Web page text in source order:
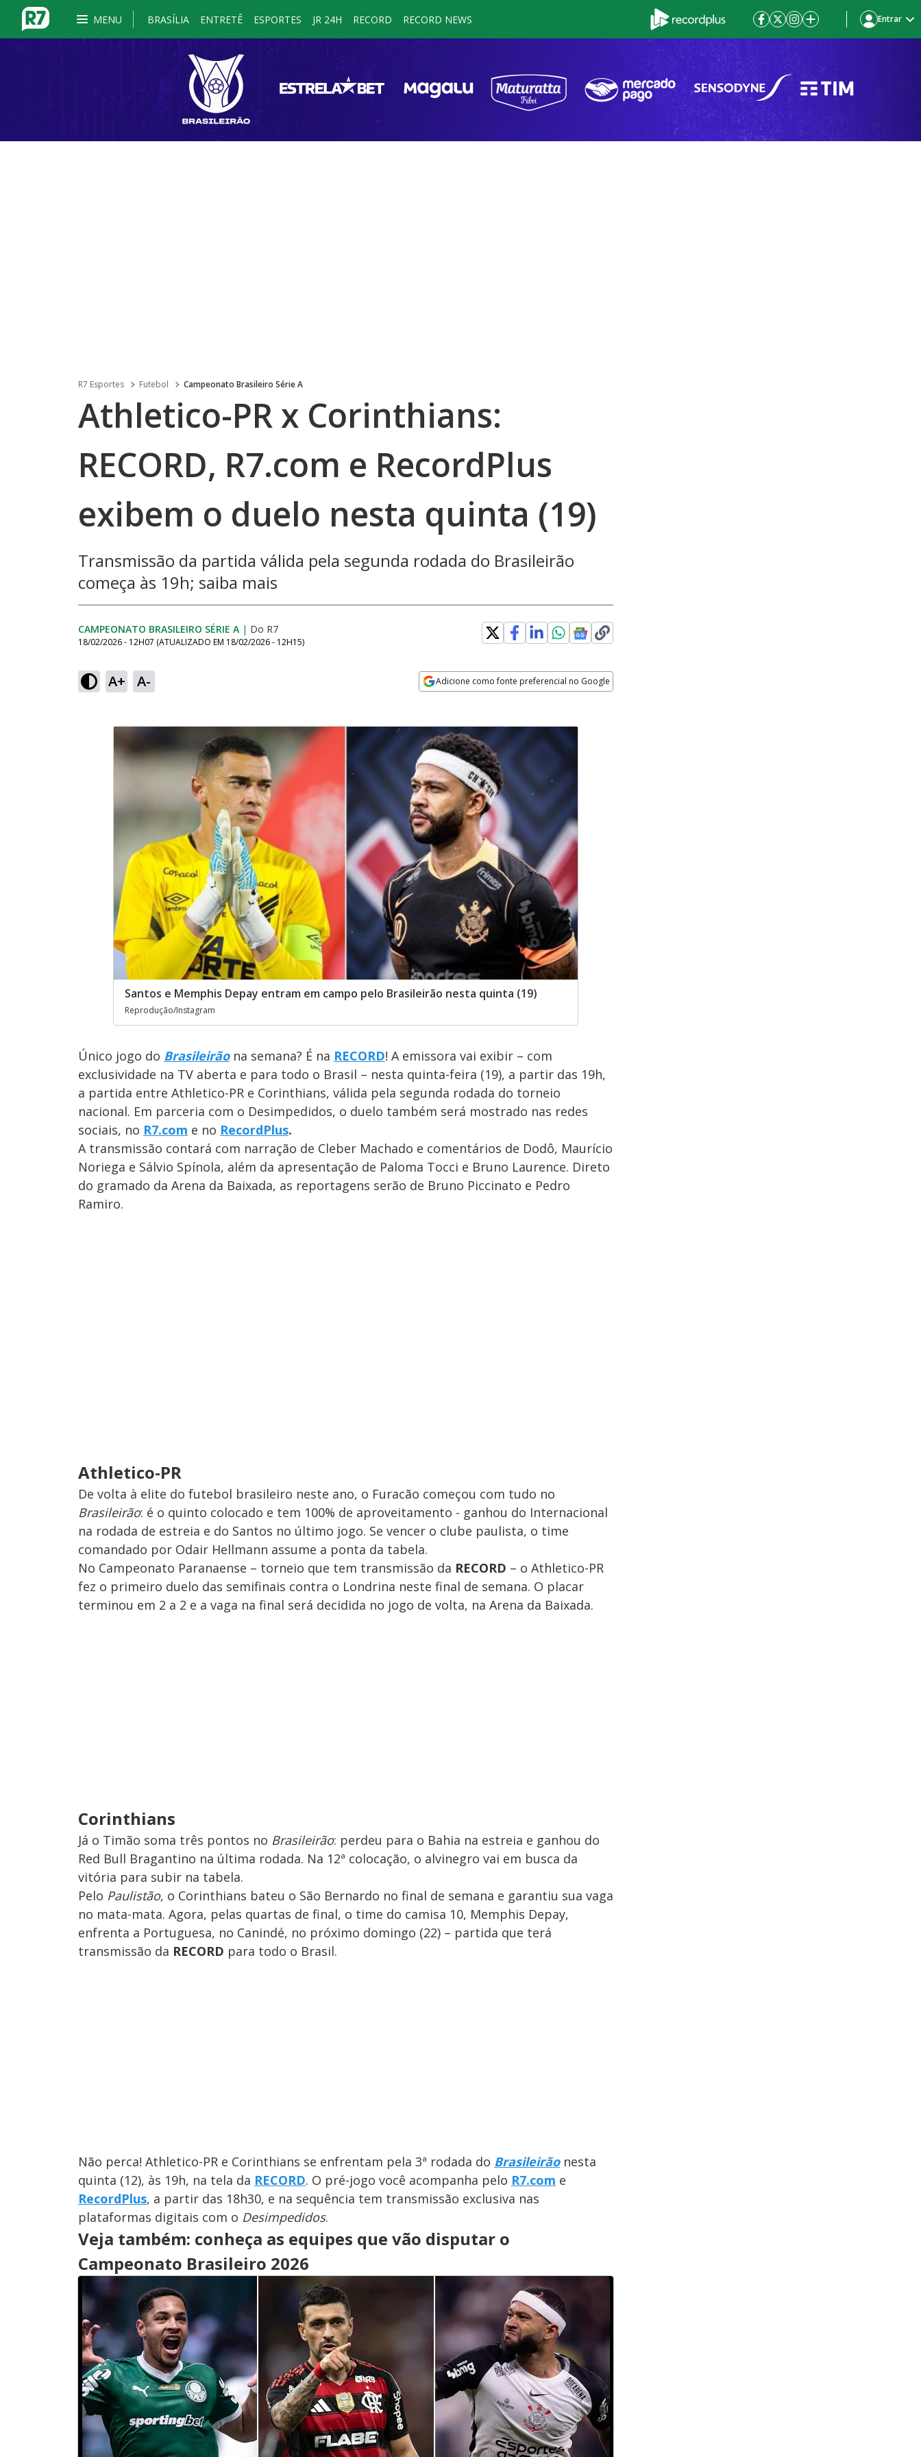
MENU BRASÍLIA ENTRETÊ ESPORTES JR 24H RECORD RECORD NEWS Entrar
R7 Esportes Futebol Campeonato Brasileiro Série A
Athletico-PR x Corinthians:
RECORD, R7.com e RecordPlus
exibem o duelo nesta quinta (19)
Transmissão da partida válida pela segunda rodada do Brasileirão
começa às 19h; saiba mais
CAMPEONATO BRASILEIRO SÉRIE A | Do R7
18/02/2026 - 12H07 (ATUALIZADO EM 18/02/2026 - 12H15)
A+ A- Adicione como fonte preferencial no Google
Santos e Memphis Depay entram em campo pelo Brasileirão nesta quinta (19)
Reprodução/Instagram
Único jogo do Brasileirãona semana? É na RECORD! A emissora vai exibir – com
exclusividade na TV aberta e para todo o Brasil – nesta quinta-feira (19), a partir das 19h,
a partida entre Athletico-PR e Corinthians, válida pela segunda rodada do torneio
nacional. Em parceria com o Desimpedidos, o duelo também será mostrado nas redes
sociais, no R7.com e no RecordPlus.
A transmissão contará com narração de Cleber Machado e comentários de Dodô, Maurício
Noriega e Sálvio Spínola, além da apresentação de Paloma Tocci e Bruno Laurence. Direto
do gramado da Arena da Baixada, as reportagens serão de Bruno Piccinato e Pedro
Ramiro.
Athletico-PR
De volta à elite do futebol brasileiro neste ano, o Furacão começou com tudo no
Brasileirão: é o quinto colocado e tem 100% de aproveitamento - ganhou do Internacional
na rodada de estreia e do Santos no último jogo. Se vencer o clube paulista, o time
comandado por Odair Hellmann assume a ponta da tabela.
No Campeonato Paranaense – torneio que tem transmissão da RECORD – o Athletico-PR
fez o primeiro duelo das semifinais contra o Londrina neste final de semana. O placar
terminou em 2 a 2 e a vaga na final será decidida no jogo de volta, na Arena da Baixada.
Corinthians
Já o Timão soma três pontos no Brasileirão: perdeu para o Bahia na estreia e ganhou do
Red Bull Bragantino na última rodada. Na 12ª colocação, o alvinegro vai em busca da
vitória para subir na tabela.
Pelo Paulistão, o Corinthians bateu o São Bernardo no final de semana e garantiu sua vaga
no mata-mata. Agora, pelas quartas de final, o time do camisa 10, Memphis Depay,
enfrenta a Portuguesa, no Canindé, no próximo domingo (22) – partida que terá
transmissão da RECORD para todo o Brasil.
Não perca! Athletico-PR e Corinthians se enfrentam pela 3ª rodada do Brasileirãonesta
quinta (12), às 19h, na tela da RECORD. O pré-jogo você acompanha pelo R7.com e
RecordPlus, a partir das 18h30, e na sequência tem transmissão exclusiva nas
plataformas digitais com o Desimpedidos.
Veja também: conheça as equipes que vão disputar o
Campeonato Brasileiro 2026